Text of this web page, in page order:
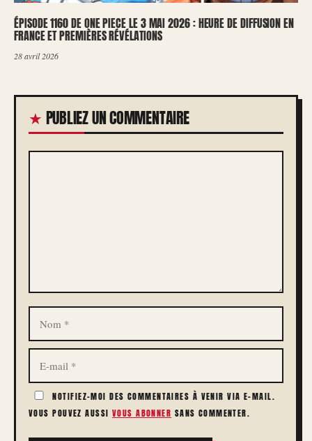
ÉPISODE 1160 DE ONE PIECE LE 3 MAI 2026 : HEURE DE DIFFUSION EN
FRANCE ET PREMIÈRES RÉVÉLATIONS
28 avril 2026
PUBLIEZ UN COMMENTAIRE
COMMENTAIRE
NOM
E-
MAIL
NOTIFIEZ-MOI DES COMMENTAIRES À VENIR VIA E-MAIL.
VOUS POUVEZ AUSSI VOUS ABONNER SANS COMMENTER.